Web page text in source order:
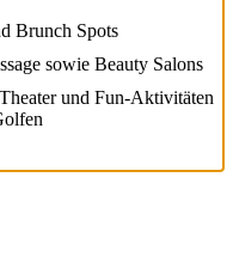
Brunch Spots
sowie Beauty Salons
und Fun-Aktivitäten